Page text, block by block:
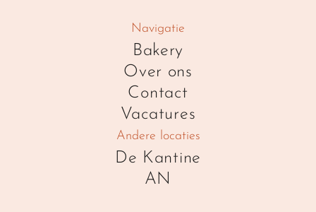
Navigatie
Bakery
Over ons
Contact
Vacatures
Andere locaties
De Kantine
AN